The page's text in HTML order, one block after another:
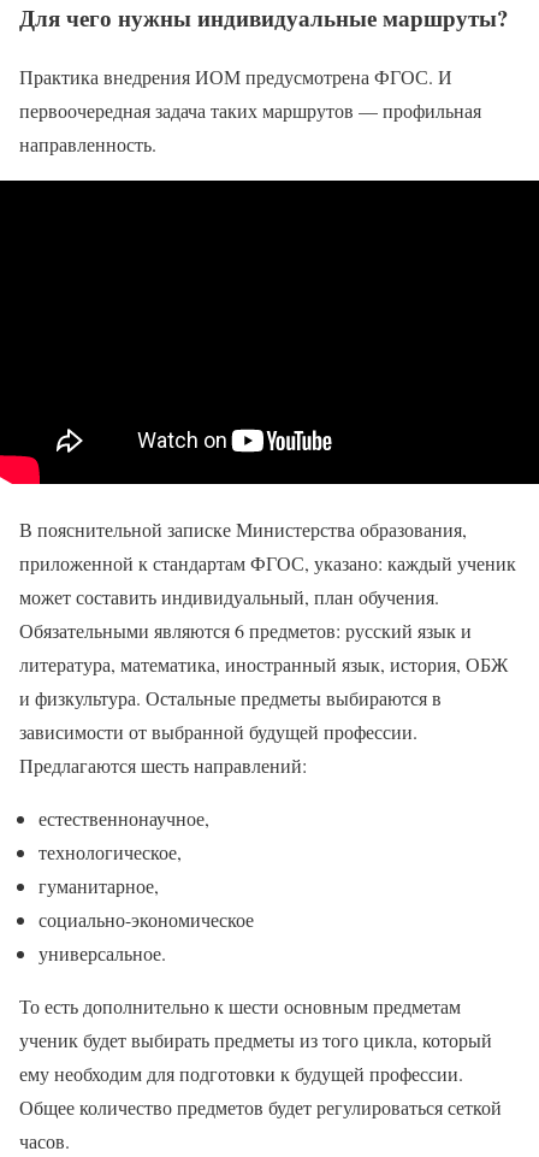
Для чего нужны индивидуальные маршруты?
Практика внедрения ИОМ предусмотрена ФГОС. И
первоочередная задача таких маршрутов — профильная
направленность.
В пояснительной записке Министерства образования,
приложенной к стандартам ФГОС, указано: каждый ученик
может составить индивидуальный, план обучения.
Обязательными являются 6 предметов: русский язык и
литература, математика, иностранный язык, история, ОБЖ
и физкультура. Остальные предметы выбираются в
зависимости от выбранной будущей профессии.
Предлагаются шесть направлений:
естественнонаучное,
технологическое,
гуманитарное,
социально-экономическое
универсальное.
То есть дополнительно к шести основным предметам
ученик будет выбирать предметы из того цикла, который
ему необходим для подготовки к будущей профессии.
Общее количество предметов будет регулироваться сеткой
часов.